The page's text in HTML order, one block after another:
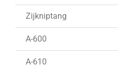
Zijkniptang
A-600
A-610